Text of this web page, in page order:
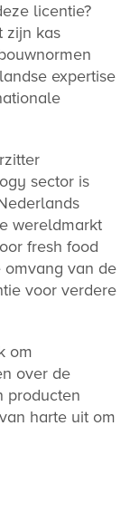
licentie?
zijn kas
expertise
sector is
wereldmarkt
fresh food
omvang van de
voor verdere
om
over de
producten
harte uit om